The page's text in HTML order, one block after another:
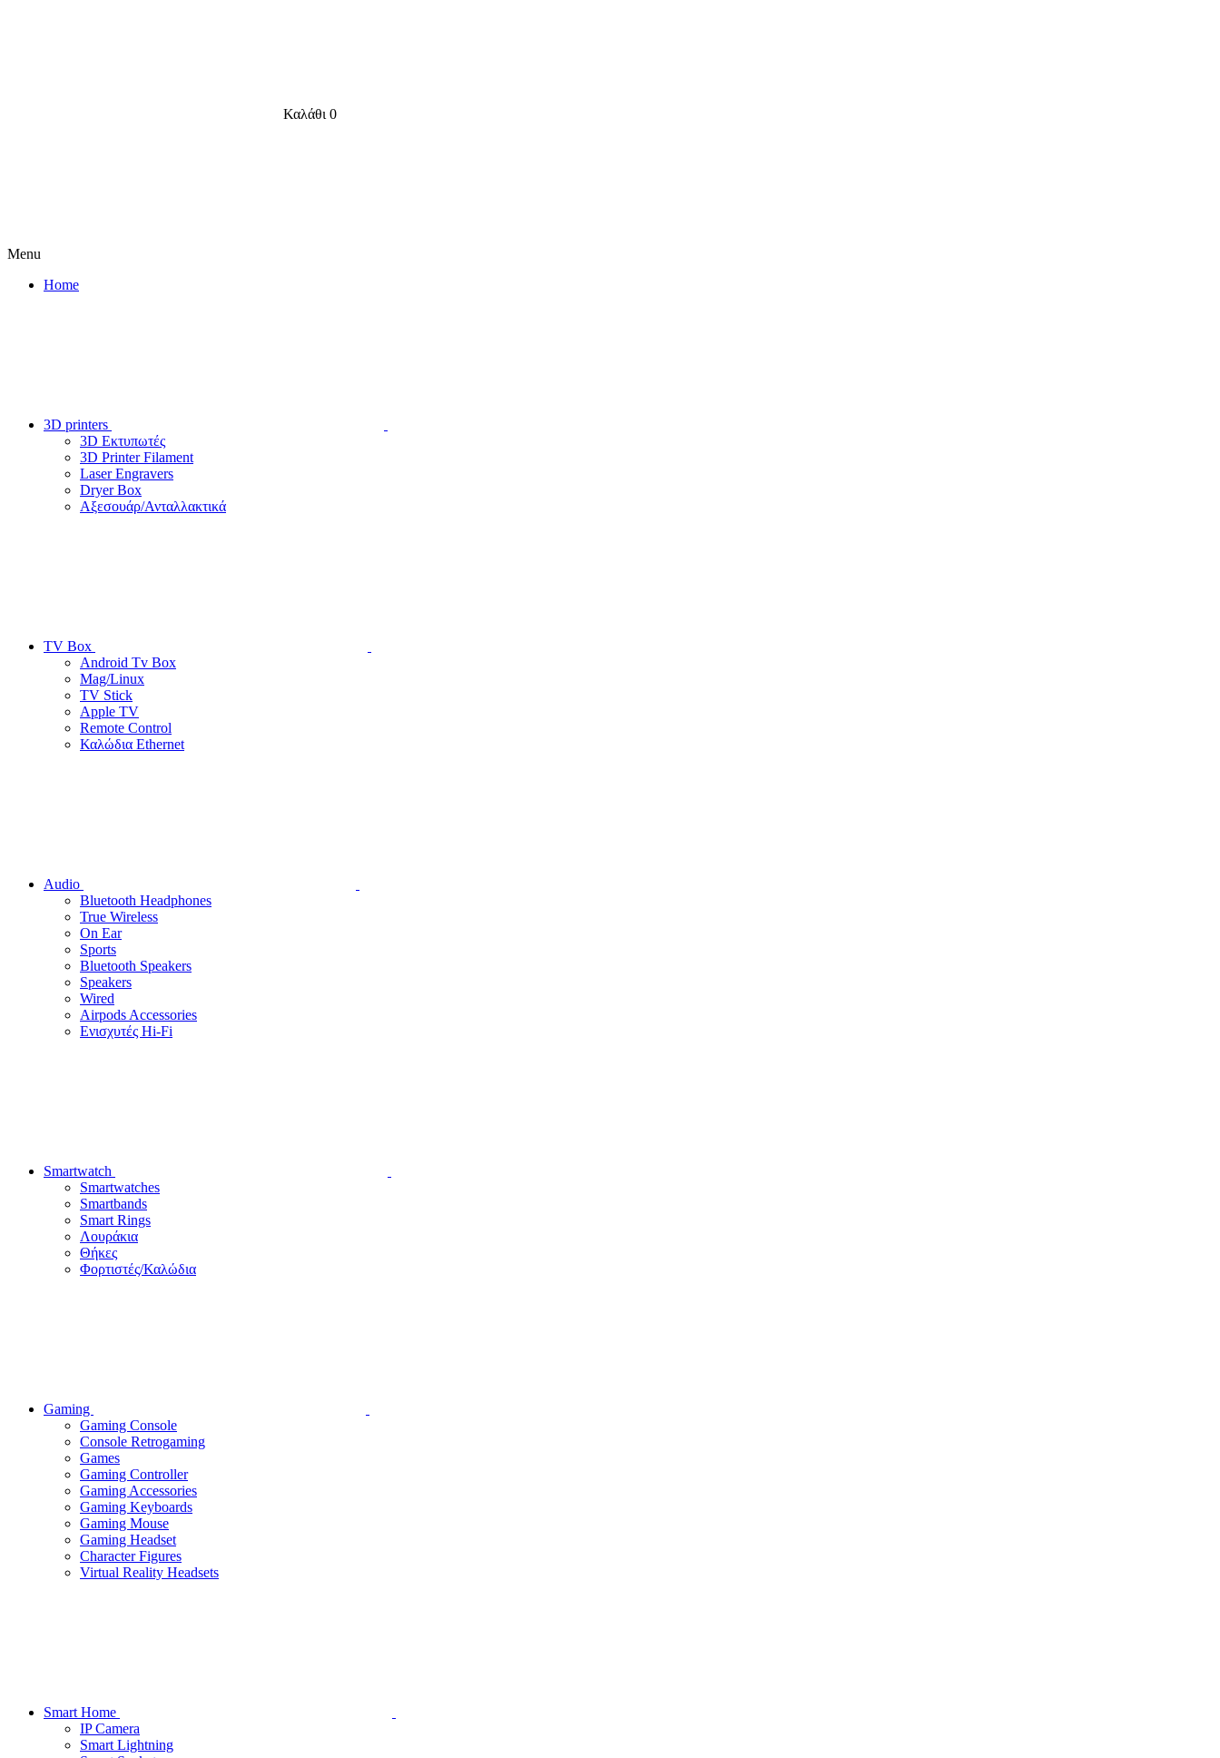
Καλάθι 0
Menu
Home
3D printers
3D Εκτυπωτές
3D Printer Filament
Laser Engravers
Dryer Box
Αξεσουάρ/Ανταλλακτικά
TV Box
Android Tv Box
Mag/Linux
TV Stick
Apple TV
Remote Control
Καλώδια Ethernet
Audio
Bluetooth Headphones
True Wireless
On Ear
Sports
Bluetooth Speakers
Speakers
Wired
Airpods Accessories
Ενισχυτές Hi-Fi
Smartwatch
Smartwatches
Smartbands
Smart Rings
Λουράκια
Θήκες
Φορτιστές/Καλώδια
Gaming
Gaming Console
Console Retrogaming
Games
Gaming Controller
Gaming Accessories
Gaming Keyboards
Gaming Mouse
Gaming Headset
Character Figures
Virtual Reality Headsets
Smart Home
IP Camera
Smart Lightning